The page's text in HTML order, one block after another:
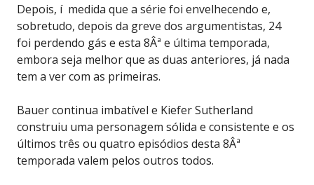
Depois, í medida que a série foi envelhecendo e,
sobretudo, depois da greve dos argumentistas, 24
foi perdendo gás e esta 8Âª e última temporada,
embora seja melhor que as duas anteriores, já nada
tem a ver com as primeiras.
Bauer continua imbatível e Kiefer Sutherland
construiu uma personagem sólida e consistente e os
últimos três ou quatro episódios desta 8Âª
temporada valem pelos outros todos.